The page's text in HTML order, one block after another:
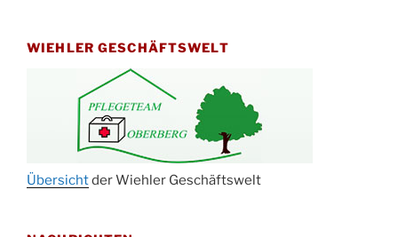
Kinderbibeltag im Ev. Gemeindehaus von 10-
12 Uhr
Afterwork-Andacht um 18:00 Uhr in der
Kirche
Sandmännchen-Gottesdienst in der Kirche
WIEHLER GESCHÄFTSWELT
Übersichtder Wiehler Geschäftswelt